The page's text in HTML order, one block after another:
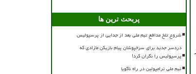
پربحث ترین ها
شروع تلخ مدافع تیم ملی بعد از جدایی از پرسپولیس
دردسر جدید برای سرخپوشان پیام بازیکن مازادی که
پرسپولیس را نگران کرد!
تیم ملی ترامپولین در راه ناگویا